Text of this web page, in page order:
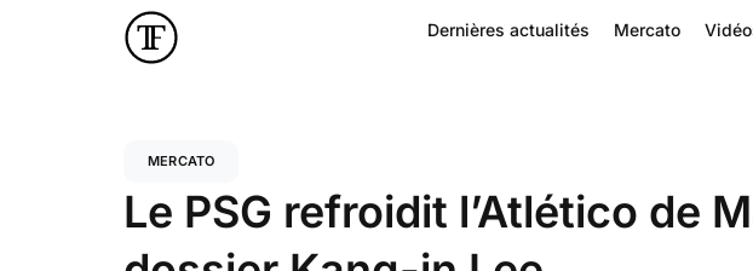
Dernières actualités Mercato
MERCATO
Le PSG refroidit l’Atlético de